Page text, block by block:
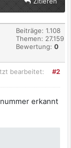
Beiträge: 1.108
Themen: 27.159
Bewertung: 0
#2
bearbeitet:
erkannt